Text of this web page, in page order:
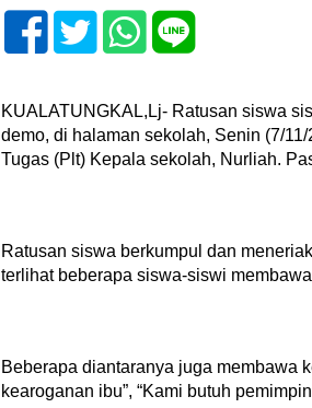
KUALATUNGKAL,Lj- Ratusan siswa
demo, di halaman sekolah, Senin (7/
Tugas (Plt) Kepala sekolah, Nurliah.
Ratusan siswa berkumpul dan
terlihat beberapa siswa-siswi
Beberapa diantaranya juga membawa
kearoganan ibu”, “Kami butuh